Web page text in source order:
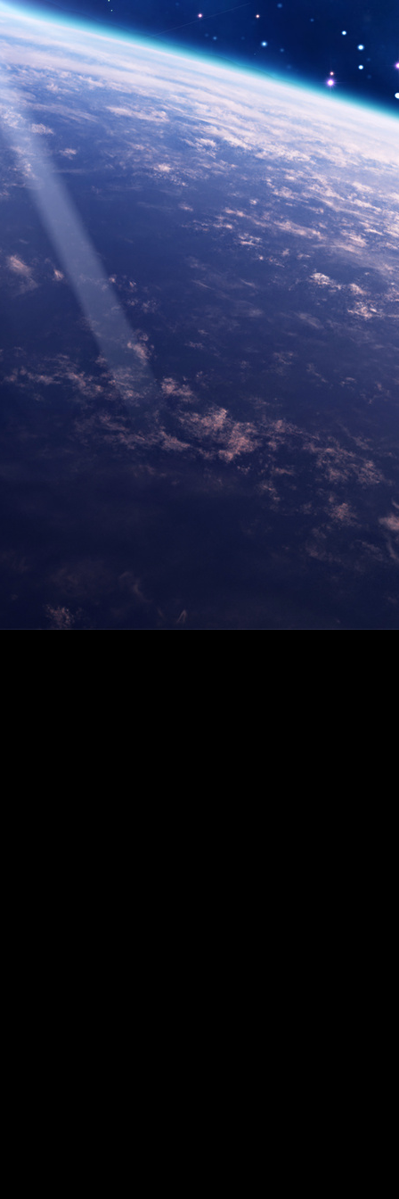
ENVOYEZ VOS COEURS EN COULEURS A :
4 MAI
Merci d'avance pour votre participation et vos
Sylvie et Nathalie